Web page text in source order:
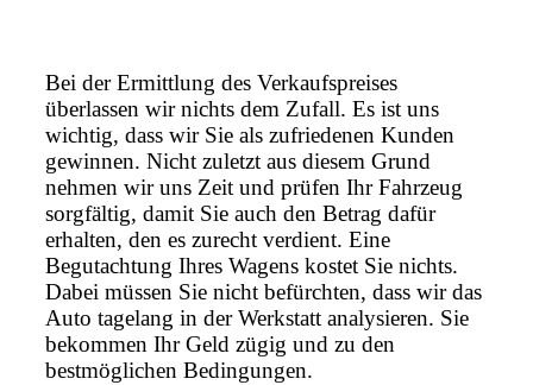
Bei der Ermittlung des Verkaufspreises
überlassen wir nichts dem Zufall. Es ist uns
wichtig, dass wir Sie als zufriedenen Kunden
gewinnen. Nicht zuletzt aus diesem Grund
nehmen wir uns Zeit und prüfen Ihr Fahrzeug
sorgfältig, damit Sie auch den Betrag dafür
erhalten, den es zurecht verdient. Eine
Begutachtung Ihres Wagens kostet Sie nichts.
Dabei müssen Sie nicht befürchten, dass wir das
Auto tagelang in der Werkstatt analysieren. Sie
bekommen Ihr Geld zügig und zu den
bestmöglichen Bedingungen.